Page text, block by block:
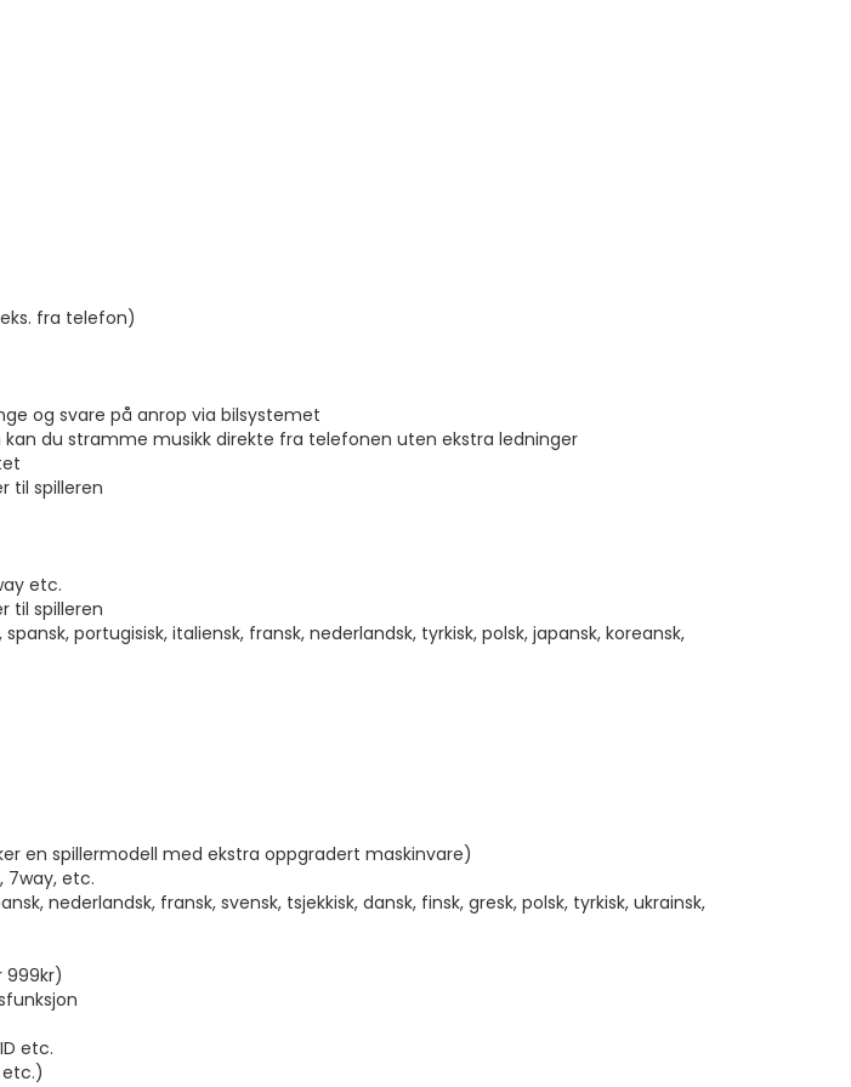
fra telefon)
og svare på anrop via bilsystemet
du stramme musikk direkte fra telefonen uten ekstra ledninger
til spilleren
etc.
til spilleren
portugisisk, italiensk, fransk, nederlandsk, tyrkisk, polsk, japansk, koreansk,
en spillermodell med ekstra oppgradert maskinvare)
7way, etc.
nederlandsk, fransk, svensk, tsjekkisk, dansk, finsk, gresk, polsk, tyrkisk, ukrainsk,
999kr)
etc.
etc.)